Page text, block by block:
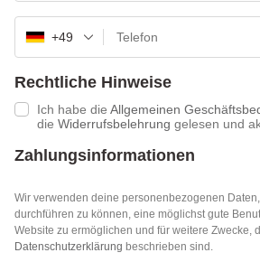
+49
Rechtliche Hinweise
Ich habe die Allgemeinen
die Widerrufsbelehrung gelesen und
Zahlungsinformationen
Wir verwenden deine personenbezogenen
durchführen zu können, eine möglichst gute
Website zu ermöglichen und für weitere Zwecke,
Datenschutzerklärung beschrieben sind.